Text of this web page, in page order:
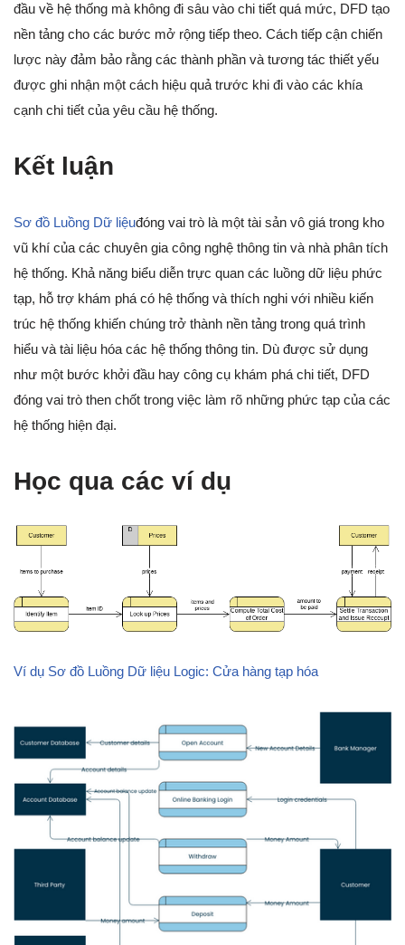
đầu về hệ thống mà không đi sâu vào chi tiết quá mức, DFD tạo
nền tảng cho các bước mở rộng tiếp theo. Cách tiếp cận chiến
lược này đảm bảo rằng các thành phần và tương tác thiết yếu
được ghi nhận một cách hiệu quả trước khi đi vào các khía
cạnh chi tiết của yêu cầu hệ thống.
Kết luận
Sơ đồ Luồng Dữ liệuđóng vai trò là một tài sản vô giá trong kho
vũ khí của các chuyên gia công nghệ thông tin và nhà phân tích
hệ thống. Khả năng biểu diễn trực quan các luồng dữ liệu phức
tạp, hỗ trợ khám phá có hệ thống và thích nghi với nhiều kiến
trúc hệ thống khiến chúng trở thành nền tảng trong quá trình
hiểu và tài liệu hóa các hệ thống thông tin. Dù được sử dụng
như một bước khởi đầu hay công cụ khám phá chi tiết, DFD
đóng vai trò then chốt trong việc làm rõ những phức tạp của các
hệ thống hiện đại.
Học qua các ví dụ
Ví dụ Sơ đồ Luồng Dữ liệu Logic: Cửa hàng tạp hóa